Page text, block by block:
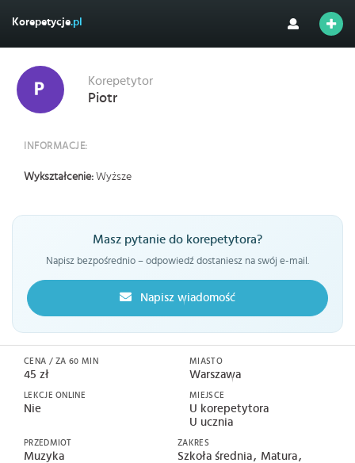
Korepetycje.pl
Korepetytor
Piotr
INFORMACJE:
Wykształcenie: Wyższe
Masz pytanie do korepetytora?
Napisz bezpośrednio – odpowiedź dostaniesz na swój e-mail.
Napisz wiadomość
CENA / ZA 60 MIN
45 zł
LEKCJE ONLINE
Nie
MIASTO
Warszawa
MIEJSCE
U korepetytora
U ucznia
PRZEDMIOT
Muzyka
ZAKRES
Szkoła średnia Matura